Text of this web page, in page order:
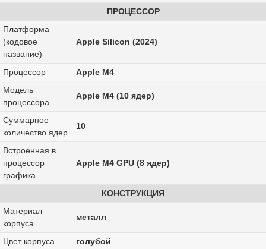
ПРОЦЕССОР
Платформа
(кодовое
название)
Apple Silicon (2024)
Процессор
Apple M4
Модель
процессора
Apple M4 (10 ядер)
Суммарное
количество ядер
10
Встроенная в
процессор
графика
Apple M4 GPU (8 ядер)
КОНСТРУКЦИЯ
Материал
корпуса
металл
Цвет корпуса
голубой